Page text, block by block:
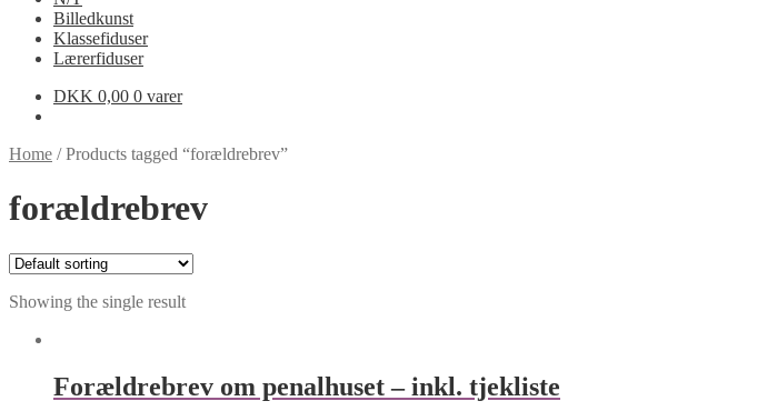
Billedkunst
Klassefiduser
Lærerfiduser
DKK 0,00 0 varer
Home /Products tagged “forældrebrev”
forældrebrev
Showing the single result
Forældrebrev om penalhuset – inkl. tjekliste